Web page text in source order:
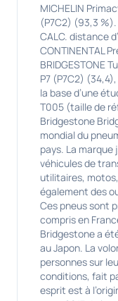
MICHELIN
(P7C2) (93,3 %).
CALC. distance
CONTINENTAL
BRIDGESTONE
P7 (P7C2)
la base d’une
T005 (taille de
Bridgestone
mondial du
pays. La
véhicules de
utilitaires,
également des
Ces pneus sont
compris en
Bridgestone a
au Japon. La
personnes sur
conditions, fait
esprit est à